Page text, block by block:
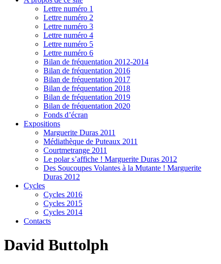
Lettre numéro 1
Lettre numéro 2
Lettre numéro 3
Lettre numéro 4
Lettre numéro 5
Lettre numéro 6
Bilan de fréquentation 2012-2014
Bilan de fréquentation 2016
Bilan de fréquentation 2017
Bilan de fréquentation 2018
Bilan de fréquentation 2019
Bilan de fréquentation 2020
Fonds d’écran
Expositions
Marguerite Duras 2011
Médiathèque de Puteaux 2011
Courtmetrange 2011
Le polar s’affiche ! Marguerite Duras 2012
Des Soucoupes Volantes à la Mutante ! Marguerite
Duras 2012
Cycles
Cycles 2016
Cycles 2015
Cycles 2014
Contacts
David Buttolph